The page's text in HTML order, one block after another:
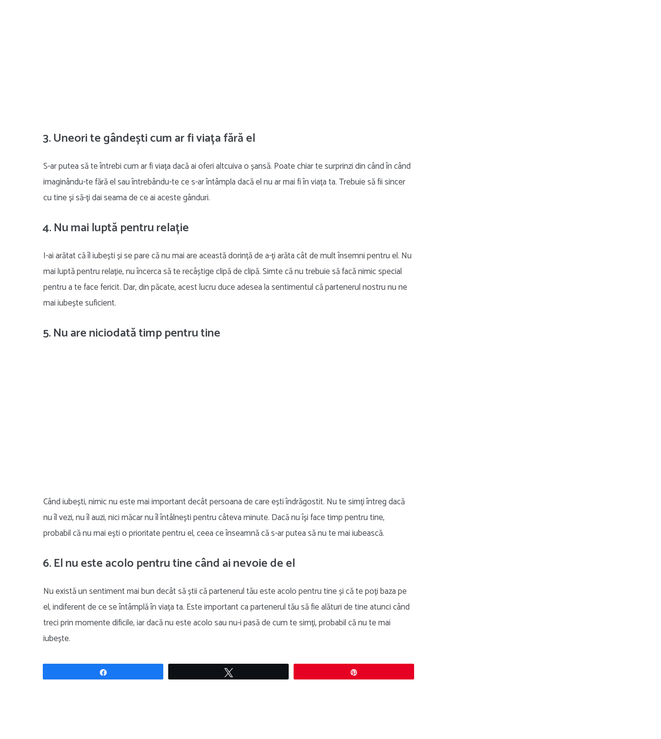
3. Uneori te gândești cum ar fi viața fără el
S-ar putea să te întrebi cum ar fi viața dacă ai oferi altcuiva o șansă. Poate chiar te surprinzi din când în când
imaginându-te fără el sau întrebându-te ce s-ar întâmpla dacă el nu ar mai fi în viața ta. Trebuie să fii sincer
cu tine și să-ți dai seama de ce ai aceste gânduri.
4. Nu mai luptă pentru relație
I-ai arătat că îl iubești și se pare că nu mai are această dorință de a-ți arăta cât de mult însemni pentru el. Nu
mai luptă pentru relație, nu încerca să te recâștige clipă de clipă. Simte că nu trebuie să facă nimic special
pentru a te face fericit. Dar, din păcate, acest lucru duce adesea la sentimentul că partenerul nostru nu ne
mai iubește suficient.
5. Nu are niciodată timp pentru tine
Când iubești, nimic nu este mai important decât persoana de care ești îndrăgostit. Nu te simți întreg dacă
nu îl vezi, nu îl auzi, nici măcar nu îl întâlnești pentru câteva minute. Dacă nu își face timp pentru tine,
probabil că nu mai ești o prioritate pentru el, ceea ce înseamnă că s-ar putea să nu te mai iubească.
6. El nu este acolo pentru tine când ai nevoie de el
Nu există un sentiment mai bun decât să știi că partenerul tău este acolo pentru tine și că te poți baza pe
el, indiferent de ce se întâmplă în viața ta. Este important ca partenerul tău să fie alături de tine atunci când
treci prin momente dificile, iar dacă nu este acolo sau nu-i pasă de cum te simți, probabil că nu te mai
iubește.